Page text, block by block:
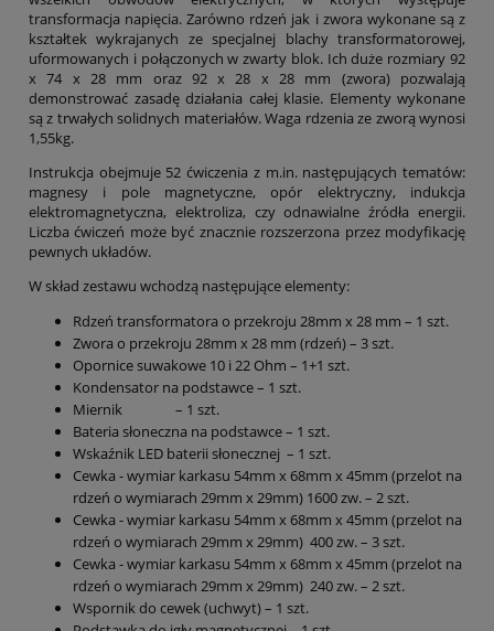
transformacja napięcia. Zarówno rdzeń jak i zwora wykonane są z
kształtek wykrajanych ze specjalnej blachy transformatorowej,
uformowanych i połączonych w zwarty blok. Ich duże rozmiary 92
x 74 x 28 mm oraz 92 x 28 x 28 mm (zwora) pozwalają
demonstrować zasadę działania całej klasie. Elementy wykonane
są z trwałych solidnych materiałów. Waga rdzenia ze zworą wynosi
1,55kg.
Instrukcja obejmuje 52 ćwiczenia z m.in. następujących tematów:
magnesy i pole magnetyczne, opór elektryczny, indukcja
elektromagnetyczna, elektroliza, czy odnawialne źródła energii.
Liczba ćwiczeń może być znacznie rozszerzona przez modyfikację
pewnych układów.
W skład zestawu wchodzą następujące elementy:
Rdzeń transformatora o przekroju 28mm x 28 mm – 1 szt.
Zwora o przekroju 28mm x 28 mm (rdzeń) – 3 szt.
Opornice suwakowe 10 i 22 Ohm – 1+1 szt.
Kondensator na podstawce – 1 szt.
Miernik – 1 szt.
Bateria słoneczna na podstawce – 1 szt.
Wskaźnik LED baterii słonecznej – 1 szt.
Cewka - wymiar karkasu 54mm x 68mm x 45mm (przelot na
rdzeń o wymiarach 29mm x 29mm) 1600 zw. – 2 szt.
Cewka - wymiar karkasu 54mm x 68mm x 45mm (przelot na
rdzeń o wymiarach 29mm x 29mm) 400 zw. – 3 szt.
Cewka - wymiar karkasu 54mm x 68mm x 45mm (przelot na
rdzeń o wymiarach 29mm x 29mm) 240 zw. – 2 szt.
Wspornik do cewek (uchwyt) – 1 szt.